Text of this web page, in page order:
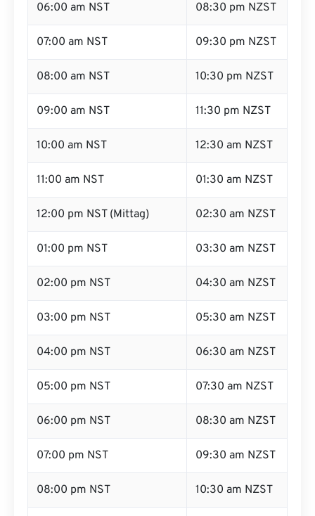
06:00 am NST 08:30 pm NZST
07:00 am NST 09:30 pm NZST
08:00 am NST 10:30 pm NZST
09:00 am NST 11:30 pm NZST
10:00 am NST 12:30 am NZST
11:00 am NST 01:30 am NZST
12:00 pm NST (Mittag) 02:30 am NZST
01:00 pm NST 03:30 am NZST
02:00 pm NST 04:30 am NZST
03:00 pm NST 05:30 am NZST
04:00 pm NST 06:30 am NZST
05:00 pm NST 07:30 am NZST
06:00 pm NST 08:30 am NZST
07:00 pm NST 09:30 am NZST
08:00 pm NST 10:30 am NZST